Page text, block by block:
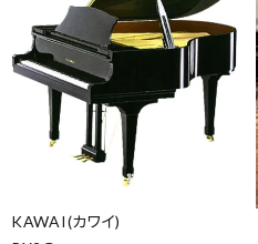
KAWAI(カワイ)